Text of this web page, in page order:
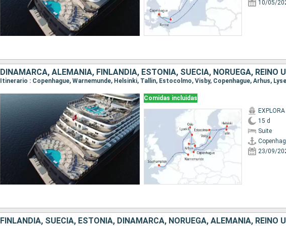
10/05/
DINAMARCA, ALEMANIA, FINLANDIA, ESTONIA, SUECIA, NORUEGA, REINO
Comidas incluidas
15 d
Suite
23/09/
FINLANDIA, SUECIA, ESTONIA, DINAMARCA, NORUEGA, ALEMANIA, REINO